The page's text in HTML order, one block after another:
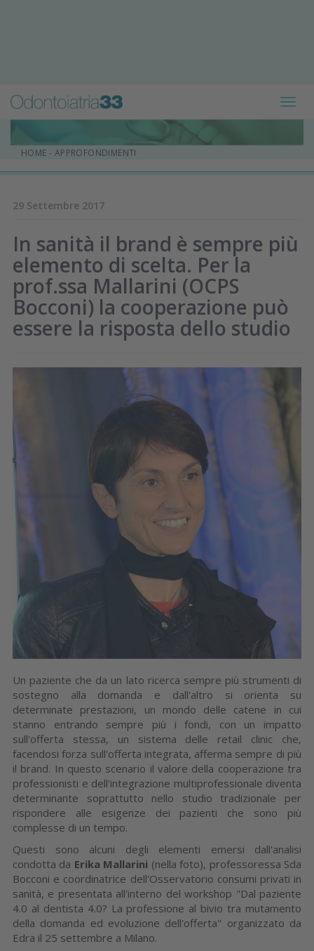
HOME - APPROFONDIMENTI
29 Settembre 2017
In sanità il brand è sempre più
elemento di scelta. Per la
prof.ssa Mallarini (OCPS
Bocconi) la cooperazione può
essere la risposta dello studio
Un paziente che da un lato ricerca sempre più strumenti di
sostegno alla domanda e dall'altro si orienta su
determinate prestazioni, un mondo delle catene in cui
stanno entrando sempre più i fondi, con un impatto
sull'offerta stessa, un sistema delle retail clinic che,
facendosi forza sull'offerta integrata, afferma sempre di più
il brand. In questo scenario il valore della cooperazione tra
professionisti e dell'integrazione multiprofessionale diventa
determinante soprattutto nello studio tradizionale per
rispondere alle esigenze dei pazienti che sono più
complesse di un tempo.
Questi sono alcuni degli elementi emersi dall'analisi
condotta da Erika Mallarini (nella foto), professoressa Sda
Bocconi e coordinatrice dell'Osservatorio consumi privati in
sanità, e presentata all'interno del workshop "Dal paziente
4.0 al dentista 4.0? La professione al bivio tra mutamento
della domanda ed evoluzione dell'offerta" organizzato da
Edra il 25 settembre a Milano.